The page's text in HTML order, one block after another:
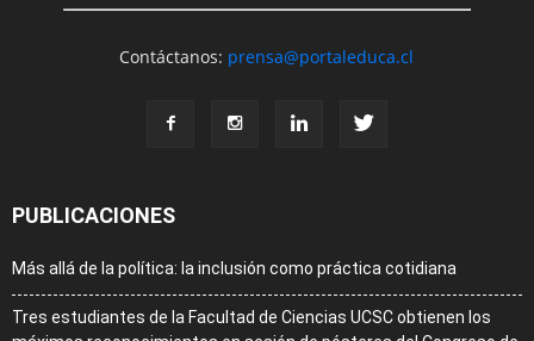
Contáctanos: prensa@portaleduca.cl
PUBLICACIONES
Más allá de la política: la inclusión como práctica cotidiana
Tres estudiantes de la Facultad de Ciencias UCSC obtienen los